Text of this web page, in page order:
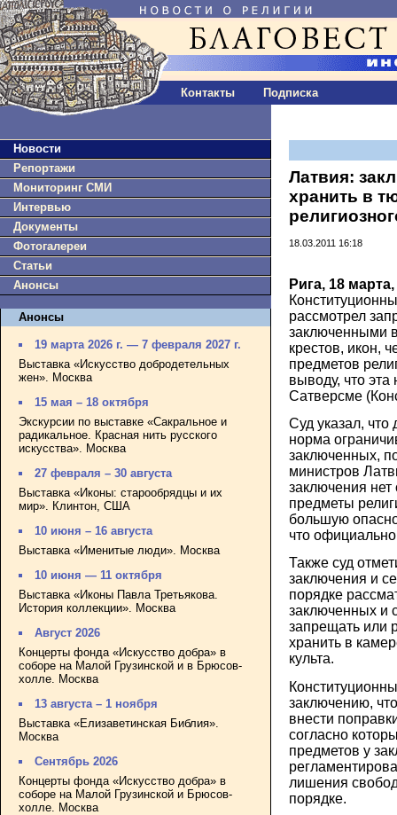
Контакты Подписка
Новости
Репортажи
Мониторинг СМИ
Интервью
Документы
Фотогалереи
Статьи
Анонсы
Анонсы
19 марта 2026 г. — 7 февраля 2027 г.
Выставка «Искусство добродетельных
жен». Москва
15 мая – 18 октября
Экскурсии по выставке «Сакральное и
радикальное. Красная нить русского
искусства». Москва
27 февраля – 30 августа
Выставка «Иконы: старообрядцы и их
мир». Клинтон, США
10 июня – 16 августа
Выставка «Именитые люди». Москва
10 июня — 11 октября
Выставка «Иконы Павла Третьякова.
История коллекции». Москва
Август 2026
Концерты фонда «Искусство добра» в
соборе на Малой Грузинской и в Брюсов-
холле. Москва
13 августа – 1 ноября
Выставка «Елизаветинская Библия».
Москва
Сентябрь 2026
Концерты фонда «Искусство добра» в
соборе на Малой Грузинской и Брюсов-
холле. Москва
Латвия:
хранить в
18.03.2011 16:18
Рига, 18
рассмотрел
заключенными
крестов, икон,
предметов
выводу, что эта
Сатверсме
Суд указал, что
норма
заключенных,
министров
заключения нет
предметы
большую
что
Также суд
заключения и
порядке
заключенных и
запрещать или
хранить в
культа.
заключению,
внести
согласно
предметов у
лишения
порядке.